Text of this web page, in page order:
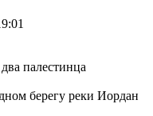
берегу реки Иордан